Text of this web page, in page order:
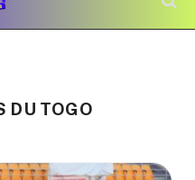
DU TOGO